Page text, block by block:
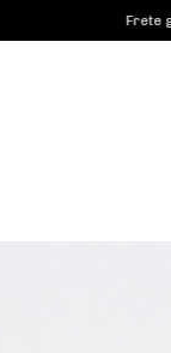
Frete grátis acima